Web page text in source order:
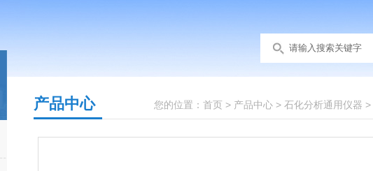
您的位置： 首页 > 产品中心 > 石化分析通用仪器 >
产品中心